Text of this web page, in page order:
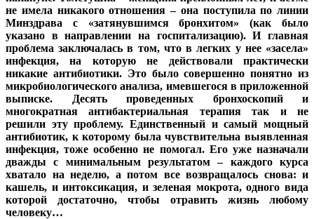
не имела никакого отношения – она поступила по линии
Минздрава с «затянувшимся бронхитом» (как было
указано в направлении на госпитализацию). И главная
проблема заключалась в том, что в легких у нее «засела»
инфекция, на которую не действовали практически
никакие антибиотики. Это было совершенно понятно из
микробиологического анализа, имевшегося в приложенной
выписке. Десять проведенных бронхоскопий и
многократная антибактериальная терапия так и не
решили эту проблему. Единственный и самый мощный
антибиотик, к которому была чувствительна выявленная
инфекция, тоже особенно не помогал. Его уже назначали
дважды с минимальным результатом – каждого курса
хватало на неделю, а потом все возвращалось снова: и
кашель, и интоксикация, и зеленая мокрота, одного вида
которой достаточно, чтобы отравить жизнь любому
человеку…